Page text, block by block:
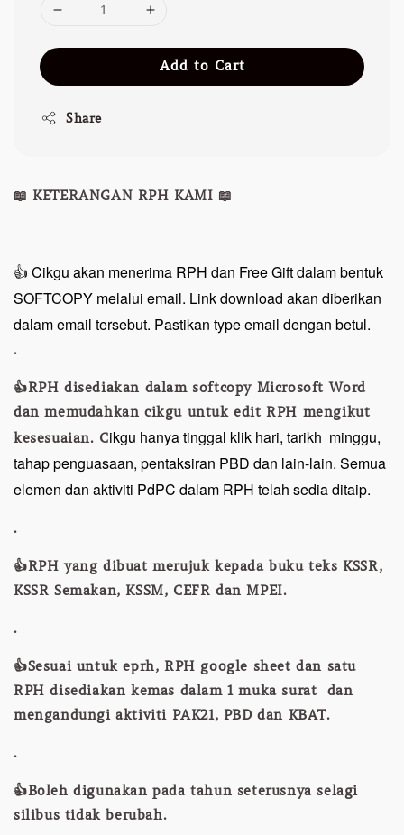
Add to Cart
Share
📖 KETERANGAN RPH KAMI 📖
👍 Cikgu akan menerima RPH dan Free Gift dalam bentuk
SOFTCOPY melalui email. Link download akan diberikan
dalam email tersebut. Pastikan type email dengan betul.
.
👍RPH disediakan dalam softcopy Microsoft Word
dan memudahkan cikgu untuk edit RPH mengikut
kesesuaian. Cikgu hanya tinggal klik hari, tarikh minggu,
tahap penguasaan, pentaksiran PBD dan lain-lain. Semua
elemen dan aktiviti PdPC dalam RPH telah sedia ditaip.
.
👍RPH yang dibuat merujuk kepada buku teks KSSR,
KSSR Semakan, KSSM, CEFR dan MPEI.
.
👍Sesuai untuk eprh, RPH google sheet dan satu
RPH disediakan kemas dalam 1 muka surat dan
mengandungi aktiviti PAK21, PBD dan KBAT.
.
👍Boleh digunakan pada tahun seterusnya selagi
silibus tidak berubah.